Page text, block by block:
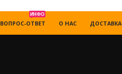
ВОПРОС-ОТВЕТ
ИНФО
О НАС ДОСТАВКА